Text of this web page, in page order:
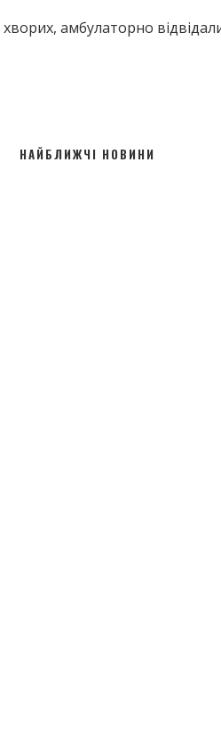
амбулаторно
НАЙБЛИЖЧІ НОВИНИ